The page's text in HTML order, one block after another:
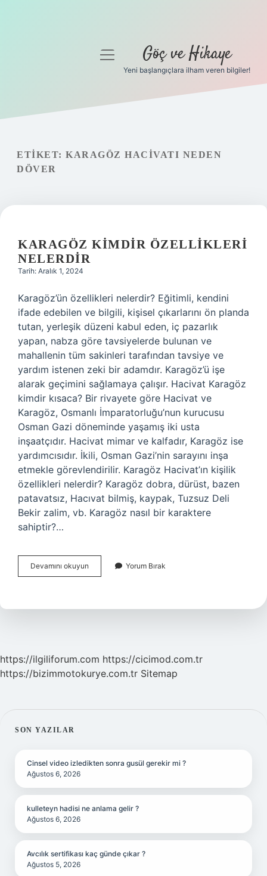
Gizlilik Politikası
Hakkımızda
menüyü
Göç ve Hikaye
Yeni başlangıçlara ilham veren bilgiler!
ETIKET: KARAGÖZ HACIVATI NEDEN
DÖVER
KARAGÖZ KIMDIR ÖZELLIKLERI
NELERDIR
Tarih: Aralık 1, 2024
Karagöz’ün özellikleri nelerdir? Eğitimli, kendini
ifade edebilen ve bilgili, kişisel çıkarlarını ön planda
tutan, yerleşik düzeni kabul eden, iç pazarlık
yapan, nabza göre tavsiyelerde bulunan ve
mahallenin tüm sakinleri tarafından tavsiye ve
yardım istenen zeki bir adamdır. Karagöz’ü işe
alarak geçimini sağlamaya çalışır. Hacivat Karagöz
kimdir kısaca? Bir rivayete göre Hacivat ve
Karagöz, Osmanlı İmparatorluğu’nun kurucusu
Osman Gazi döneminde yaşamış iki usta
inşaatçıdır. Hacivat mimar ve kalfadır, Karagöz ise
yardımcısıdır. İkili, Osman Gazi’nin sarayını inşa
etmekle görevlendirilir. Karagöz Hacivat’ın kişilik
özellikleri nelerdir? Karagöz dobra, dürüst, bazen
patavatsız, Hacıvat bilmiş, kaypak, Tuzsuz Deli
Bekir zalim, vb. Karagöz nasıl bir karaktere
sahiptir?…
Devamını okuyun Karagöz
Kimdir
Yorum Bırak
https://ilgiliforum.com https://cicimod.com.tr
https://bizimmotokurye.com.tr Sitemap
SIDEBAR
SON YAZILAR
Cinsel video izledikten sonra gusül gerekir mi ?
Ağustos 6, 2026
kulleteyn hadisi ne anlama gelir ?
Ağustos 6, 2026
Avcılık sertifikası kaç günde çıkar ?
Ağustos 5, 2026